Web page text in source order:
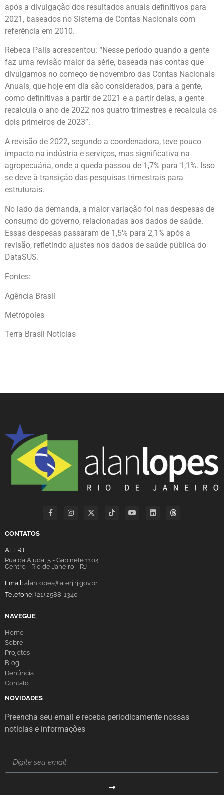
após a divulgação dos resultados anuais definitivos para
2021, baseados no Sistema de Contas Nacionais com
referência em 2010.
Rebeca Palis acrescentou: “Nesse período quando a gente
faz uma revisão maior da série, baseada nas contas que
divulgamos no começo de novembro das Contas Nacionais
Anuais, que hoje em dia são considerados, para a gente,
como definitivas a partir de 2021 e a partir delas, a gente
recalcula o ano de 2022 nos quatro trimestres e recalcula os
dois primeiros de 2023”.
A revisão de 2022, segundo a coordenadora, teve pouco
impacto na indústria e serviços, mas significativa na
agropecuária, onde a queda passou de 1,7% para 1,1%. Isso
se deve à transição das pesquisas trimestrais para
estruturais.
No lado da demanda, a maior variação foi nas despesas de
consumo do governo, relacionadas aos dados de saúde.
Essas despesas passaram de 1,5% para 2,1% após a
revisão, refletindo ajustes nos dados de saúde pública do
DataSUS.
Fontes:
Agência Brasil
Metrópoles
Terra Brasil Notícias
CONTATOS
ALERJ
Rua da Ajuda, 5 - Gabinete 1104
Centro - Rio de Janeiro - RJ
Email: alanlopes@alerj.rj.gov.br
Telefone: (21) 2588-1340
NAVEGUE
Home
Sobre
Projetos
Blog
Denúncia
Contato
NOVIDADES
Preencha seu email e receba periodicamente nossas
notícias e informações